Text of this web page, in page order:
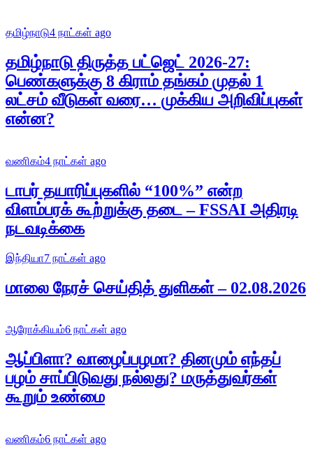
தமிழ்நாடு4 நாட்கள் ago
தமிழ்நாடு திருத்த பட்ஜெட் 2026-27:
பெண்களுக்கு 8 கிராம் தங்கம் முதல் 1
லட்சம் வீடுகள் வரை… முக்கிய அறிவிப்புகள்
என்ன?
வணிகம்4 நாட்கள் ago
டாபர் தயாரிப்புகளில் “100%” என்ற
விளம்பரக் கூற்றுக்கு தடை – FSSAI அதிரடி
நடவடிக்கை
இந்தியா7 நாட்கள் ago
மாலை நேரச் செய்தித் துளிகள் – 02.08.2026
ஆரோக்கியம்6 நாட்கள் ago
ஆப்பிளா? வாழைப்பழமா? தினமும் எந்தப்
பழம் சாப்பிடுவது நல்லது? மருத்துவர்கள்
கூறும் உண்மை
வணிகம்6 நாட்கள் ago